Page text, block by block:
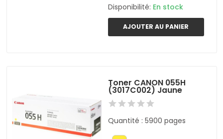
Disponibilité: En stock
AJOUTER AU PANIER
Toner CANON 055H
(3017C002) Jaune
Quantité : 5900 pages